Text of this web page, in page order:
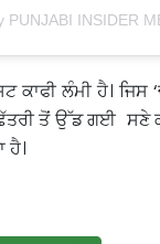
PUNJABI INSIDER
ਕਾਫੀ ਲੰਮੀ ਹੈ।
ਛੱਤਰੀ ਤੋਂ ਉੱਡ ਗਈ ਸਣੇ
ਹੈ।